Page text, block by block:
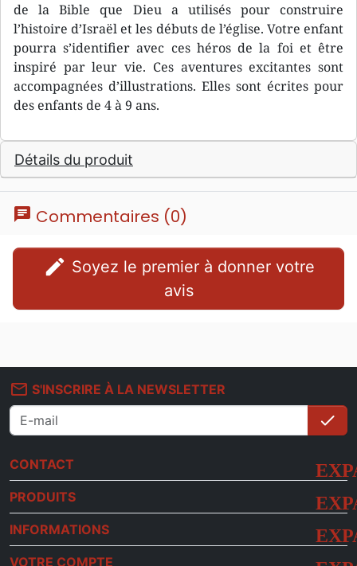
de la Bible que Dieu a utilisés pour construire
l’histoire d’Israël et les débuts de l’église. Votre enfant
pourra s’identifier avec ces héros de la foi et être
inspiré par leur vie. Ces aventures excitantes sont
accompagnées d’illustrations. Elles sont écrites pour
des enfants de 4 à 9 ans.
Détails du produit
chat Commentaires (0)
edit
avis
mail_outline S'INSCRIRE À LA NEWSLETTER
check
CONTACT
PRODUITS
INFORMATIONS
VOTRE COMPTE